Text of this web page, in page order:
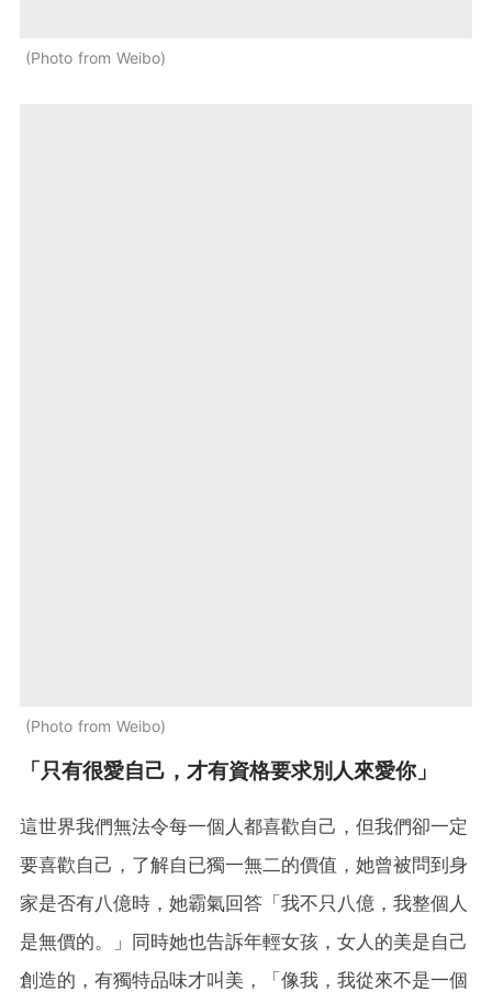
Photo from Weibo
Photo from Weibo
「只有很愛自己，才有資格要求別人來愛你」
這世界我們無法令每一個人都喜歡自己，但我們卻一定
要喜歡自己，了解自已獨一無二的價值，她曾被問到身
家是否有八億時，她霸氣回答「我不只八億，我整個人
是無價的。」同時她也告訴年輕女孩，女人的美是自己
創造的，有獨特品味才叫美，「像我，我從來不是一個